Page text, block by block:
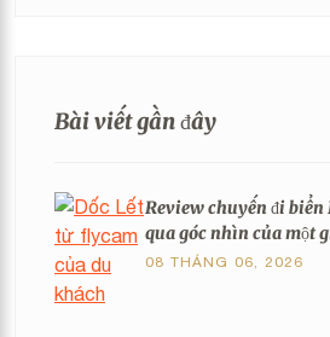
Bài viết gần đây
Review chuyến đi
qua góc nhìn của một
08 THÁNG 06, 2026